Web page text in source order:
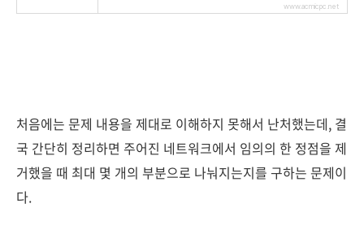
www.acmicpc.net
처음에는 문제 내용을 제대로 이해하지 못해서 난처했는데, 결
국 간단히 정리하면 주어진 네트워크에서 임의의 한 정점을 제
거했을 때 최대 몇 개의 부분으로 나눠지는지를 구하는 문제이
다.